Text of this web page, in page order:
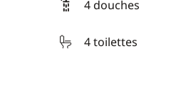
4 douches
4 toilettes